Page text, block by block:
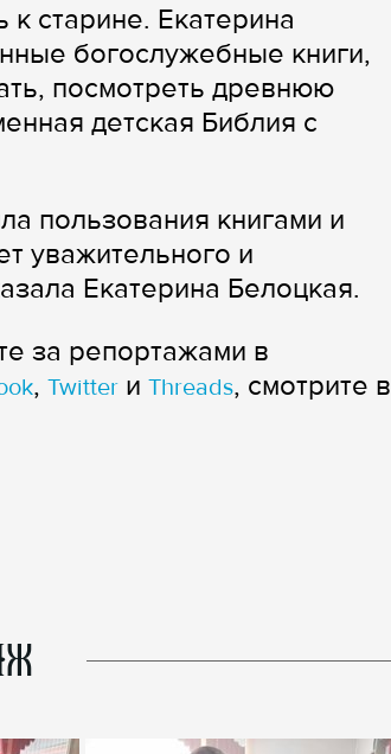
старине. Екатерина
богослужебные книги,
посмотреть древнюю
детская Библия с
пользования книгами и
уважительного и
Екатерина Белоцкая.
за репортажами в
, Twitter и Threads, смотрите в